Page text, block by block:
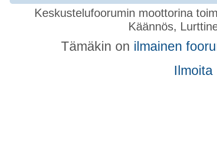
Keskustelufoorumin moottorina
Käännös,
Tämäkin on ilmainen